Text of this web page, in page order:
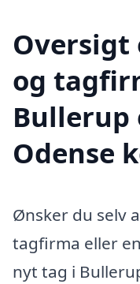
Oversigt
og
Bullerup
Odense
Ønsker du selv
tagfirma eller
nyt tag i